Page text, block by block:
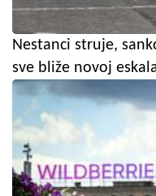
Nestanci struje,
sve bliže novoj